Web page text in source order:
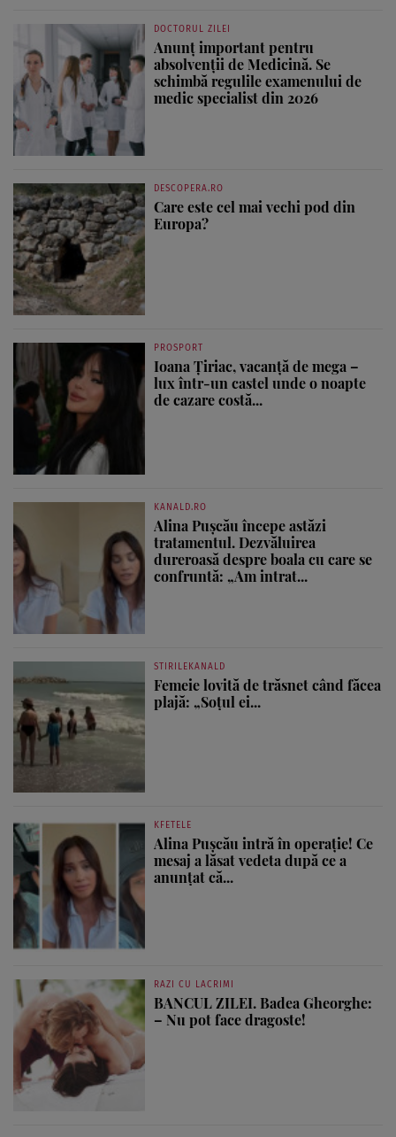
DOCTORUL ZILEI
Anunț important pentru
absolvenții de Medicină. Se
schimbă regulile examenului de
medic specialist din 2026
DESCOPERA.RO
Care este cel mai vechi pod din
Europa?
PROSPORT
Ioana Țiriac, vacanță de mega –
lux într-un castel unde o noapte
de cazare costă...
KANALD.RO
Alina Pușcău începe astăzi
tratamentul. Dezvăluirea
dureroasă despre boala cu care se
confruntă: „Am intrat...
STIRILEKANALD
Femeie lovită de trăsnet când făcea
plajă: „Soțul ei...
KFETELE
Alina Pușcău intră în operație! Ce
mesaj a lăsat vedeta după ce a
anunțat că...
RAZI CU LACRIMI
BANCUL ZILEI. Badea Gheorghe:
– Nu pot face dragoste!